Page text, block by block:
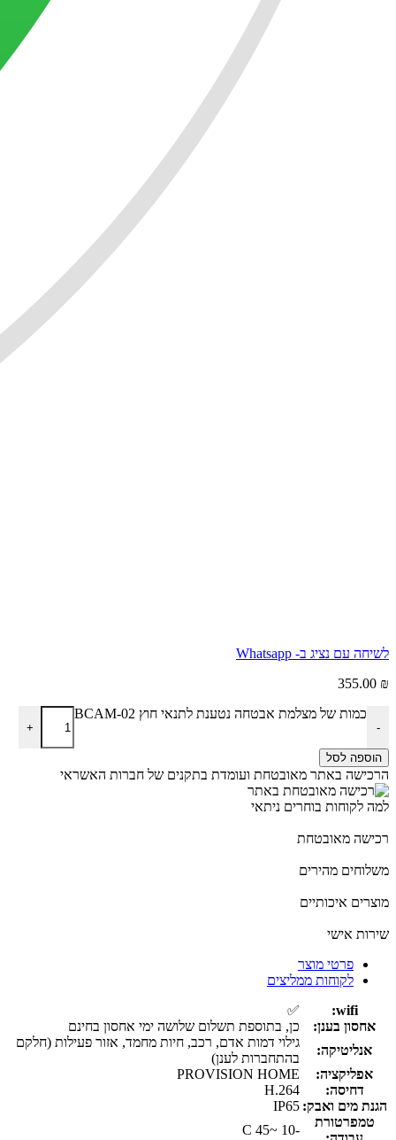
לשיחה עם נציג ב- Whatsapp
355.00 ₪
-
כמות של מצלמת אבטחה נטענת לתנאי חוץ BCAM-02
+
הוספה לסל
הרכישה באתר מאובטחת ועומדת בתקנים של חברות האשראי
למה לקוחות בוחרים ניתאי
רכישה מאובטחת
משלוחים מהירים
מוצרים איכותיים
שירות אישי
פרטי מוצר
לקוחות ממליצים
wifi:
✅
אחסון בענן:
כן, בתוספת תשלום שלושה ימי אחסון בחינם
אנליטיקה:
גילוי דמות אדם, רכב, חיות מחמד, אזור פעילות (חלקם
בהתחברות לענן)
אפליקציה:
PROVISION HOME
דחיסה:
H.264
הגנת מים ואבק: IP65
טמפרטורת
-10 ~45 C